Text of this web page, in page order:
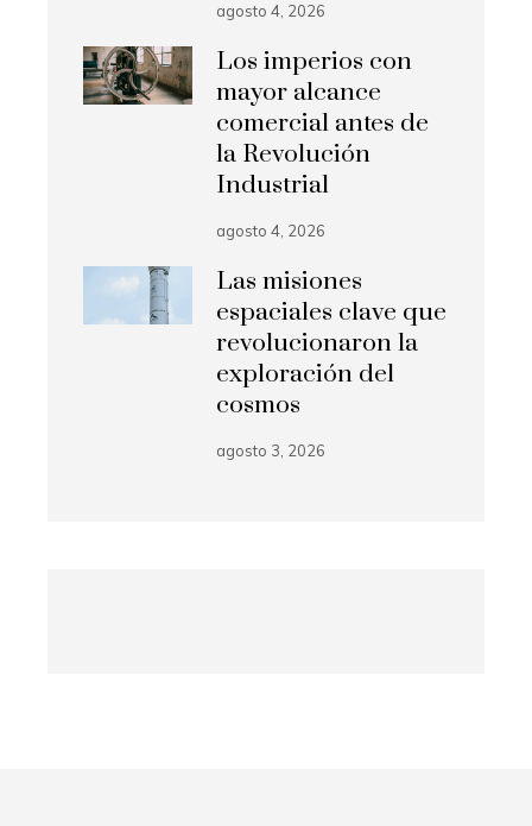
agosto 4, 2026
Los imperios con
mayor alcance
comercial antes de
la Revolución
Industrial
agosto 4, 2026
Las misiones
espaciales clave que
revolucionaron la
exploración del
cosmos
agosto 3, 2026